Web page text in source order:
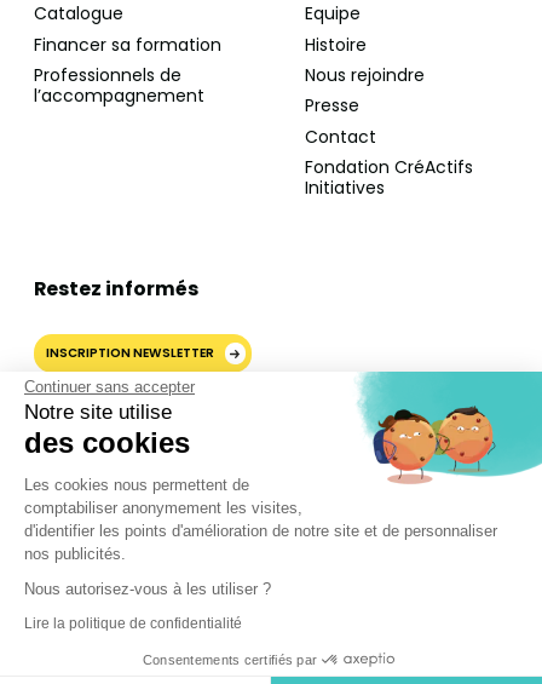
Continuer sans accepter
Notre site utilise
des cookies
Les cookies nous permettent de
comptabiliser anonymement les visites,
d'identifier les points d'amélioration de notre site et de personnaliser
nos publicités.
Nous autorisez-vous à les utiliser ?
Lire la politique de confidentialité
Consentements certifiés par
Catalogue
Financer sa formation
Professionnels de
l’accompagnement
Equipe
Histoire
Nous rejoindre
Presse
Contact
Fondation CréActifs
Initiatives
Restez informés
INSCRIPTION NEWSLETTER
SOURCE PRÉFÉRÉE SUR
GOOGLE
©2024 CréActifs. Tous droits réservés.
Mentions légales•CGV•FAQ